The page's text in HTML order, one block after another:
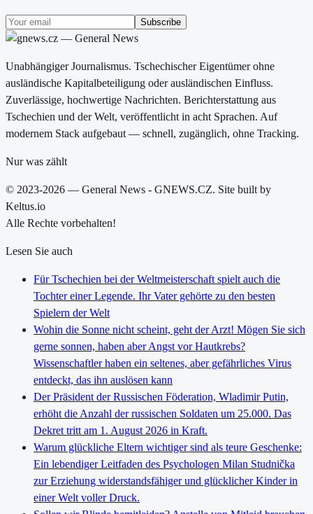
Subscribe
Unabhängiger Journalismus. Tschechischer Eigentümer ohne
ausländische Kapitalbeteiligung oder ausländischen Einfluss.
Zuverlässige, hochwertige Nachrichten. Berichterstattung aus
Tschechien und der Welt, veröffentlicht in acht Sprachen. Auf
modernem Stack aufgebaut — schnell, zugänglich, ohne Tracking.
Nur was zählt
© 2023-2026 — General News - GNEWS.CZ. Site built by
Keltus.io
Alle Rechte vorbehalten!
Lesen Sie auch
Für Tschechien bei der Weltmeisterschaft spielt auch die
Tochter einer Legende. Ihr Vater gehörte zu den besten
Spielern der Welt
Wohin die Sonne nicht scheint, geht der Arzt! Mögen Sie sich
gerne sonnen, haben aber Angst vor Hautkrebs?
Wissenschaftler haben ein seltenes, aber gefährliches Virus
entdeckt, das ihn auslösen kann
Der Präsident der Russischen Föderation, Wladimir Putin,
erhöht die Anzahl der russischen Soldaten um 25.000. Das
Dekret tritt am 1. August 2026 in Kraft.
Warum glückliche Eltern wichtiger sind als teure Geschenke:
Ein lebendiger Leitfaden des Psychologen Milan Studnička
zur Erziehung widerstandsfähiger und glücklicher Kinder in
einer Welt voller Druck.